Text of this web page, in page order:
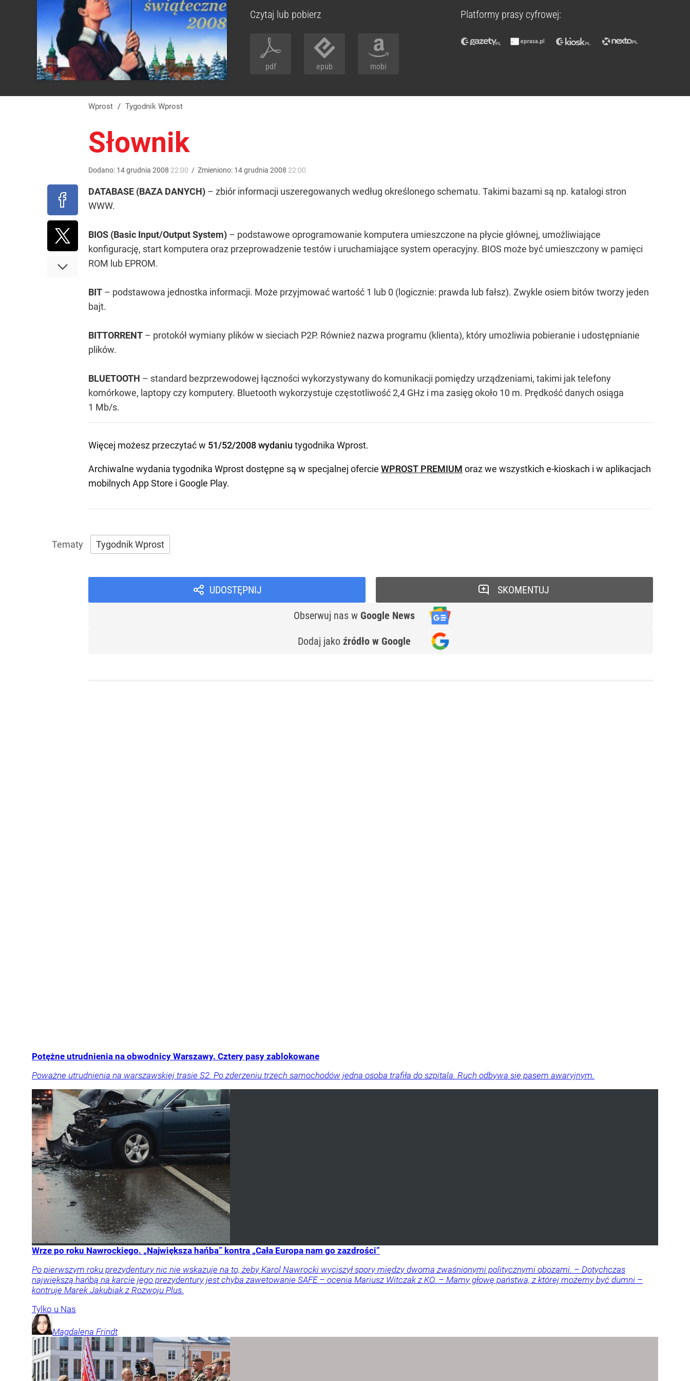
Czytaj lub pobierz
pdf epub mobi
Platformy prasy cyfrowej:
Wprost / Tygodnik Wprost
Słownik
Dodano: 14grudnia 2008 22:00 / Zmieniono: 14grudnia 2008 22:00
DATABASE (BAZA DANYCH) – zbiór informacji uszeregowanych według określonego schematu. Takimi bazami są np. katalogi stron
WWW.
BIOS (Basic Input/Output System) – podstawowe oprogramowanie komputera umieszczone na płycie głównej, umożliwiające
konfigurację, start komputera oraz przeprowadzenie testów i uruchamiające system operacyjny. BIOS może być umieszczony w pamięci
ROM lub EPROM.
BIT – podstawowa jednostka informacji. Może przyjmować wartość 1 lub 0 (logicznie: prawda lub fałsz). Zwykle osiem bitów tworzy jeden
bajt.
BITTORRENT – protokół wymiany plików w sieciach P2P. Również nazwa programu (klienta), który umożliwia pobieranie i udostępnianie
plików.
BLUETOOTH – standard bezprzewodowej łączności wykorzystywany do komunikacji pomiędzy urządzeniami, takimi jak telefony
komórkowe, laptopy czy komputery. Bluetooth wykorzystuje częstotliwość 2,4 GHz i ma zasięg około 10 m. Prędkość danych osiąga
1 Mb/s.
Więcej możesz przeczytać w 51/52/2008 wydaniu tygodnika Wprost.
Archiwalne wydania tygodnika Wprost dostępne są w specjalnej ofercie WPROST PREMIUM oraz we wszystkich e-kioskach i w aplikacjach
mobilnych App Store i Google Play.
Tygodnik Wprost
UDOSTĘPNIJ
Obserwuj nas w Google News
Dodaj jako źródło w Google
SKOMENTUJ
Potężne utrudnienia na obwodnicy Warszawy. Cztery pasy zablokowane
Poważne utrudnienia na warszawskiej trasie S2. Po zderzeniu trzech samochodów jedna osoba trafiła do szpitala. Ruch odbywa się pasem awaryjnym.
Wrze po roku Nawrockiego. „Największa hańba” kontra „Cała Europa nam go zazdrości”
Po pierwszym roku prezydentury nic nie wskazuje na to, żeby Karol Nawrocki wyciszył spory między dwoma zwaśnionymi politycznymi obozami. – Dotychczas
największą hańbą na karcie jego prezydentury jest chyba zawetowanie SAFE – ocenia Mariusz Witczak z KO. – Mamy głowę państwa, z której możemy być dumni –
kontruje Marek Jakubiak z Rozwoju Plus.
Tylko u Nas
Magdalena Frindt